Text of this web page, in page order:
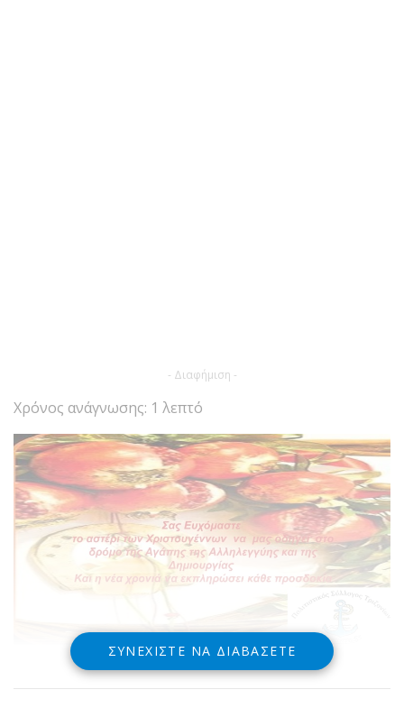
- Διαφήμιση -
Χρόνος ανάγνωσης: 1 λεπτό
ΣΥΝΕΧΊΣΤΕ ΝΑ ΔΙΑΒΆΣΕΤΕ